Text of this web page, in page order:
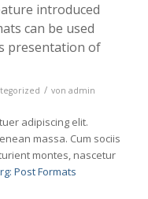
introduced
can be used
presentation of
/ von admin
adipiscing elit.
massa. Cum sociis
montes, nascetur
Post Formats